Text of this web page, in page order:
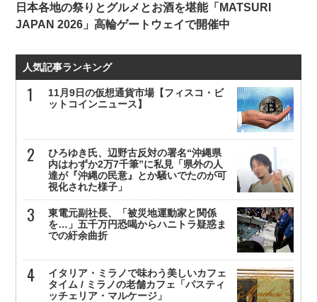
日本各地の祭りとグルメとお酒を堪能「MATSURI
JAPAN 2026」高輪ゲートウェイで開催中
人気記事ランキング
11月9日の仮想通貨市場【フィスコ・ビ
ットコインニュース】
ひろゆき氏、辺野古反対の署名“沖縄県
内はわずか2万7千筆”に私見「県外の人
達が『沖縄の民意』とか騒いでたのが可
視化された様子」
東電元副社長、「被災地運動家と関係
を…」五千万円恐喝からハニトラ疑惑ま
での紆余曲折
イタリア・ミラノで味わう美しいカフェ
タイム / ミラノの老舗カフェ「パスティ
ッチェリア・マルケージ」